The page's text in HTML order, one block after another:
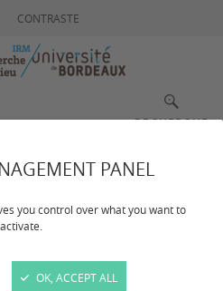
PANEL
you control over what you want to
activate.
OK, ACCEPT ALL
CONTRASTE
RECHERCHE
DIAZ